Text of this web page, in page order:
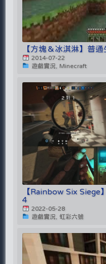
【方塊＆冰淇淋】普
2014-07-22
遊戲實況, Minecraft
【Rainbow Six Siege
4
2022-05-28
遊戲實況, 虹彩六號